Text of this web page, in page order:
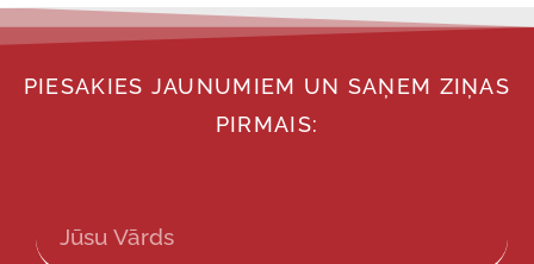
PIESAKIES JAUNUMIEM UN SAŅEM ZIŅAS
PIRMAIS: